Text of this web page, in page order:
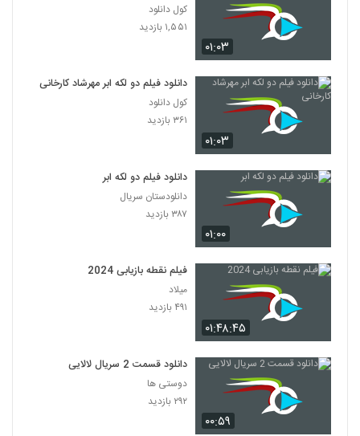
۰۱:۰۳
کول دانلود
۱,۵۵۱ بازدید
۰۱:۰۳
دانلود فیلم دو لکه ابر مهرشاد کارخانی
کول دانلود
۳۶۱ بازدید
۰۱:۰۰
دانلود فیلم دو لکه ابر
دانلودستان سریال
۳۸۷ بازدید
۰۱:۴۸:۴۵
فیلم نقطه بازیابی 2024
میلاد
۴۹۱ بازدید
۰۰:۵۹
دانلود قسمت 2 سریال لالایی
دوستی ها
۲۹۲ بازدید